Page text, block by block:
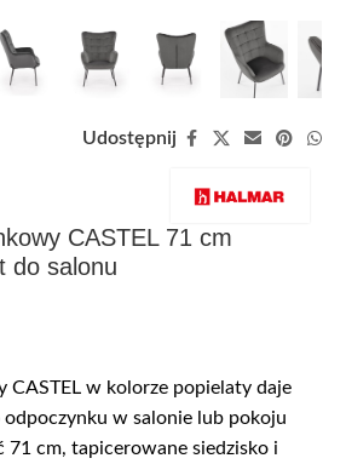
Udostępnij
CASTEL 71 cm
do salonu
CASTEL w kolorze popielaty daje
w salonie lub pokoju
71 cm, tapicerowane siedzisko i